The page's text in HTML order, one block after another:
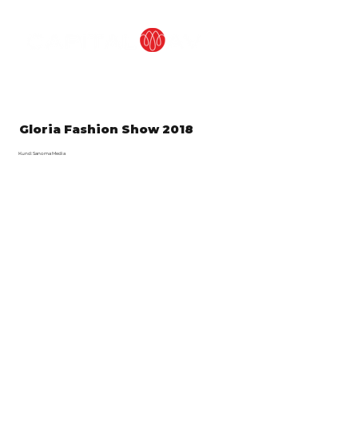
Gloria Fashion Show 2018
Kund: Sanoma Media